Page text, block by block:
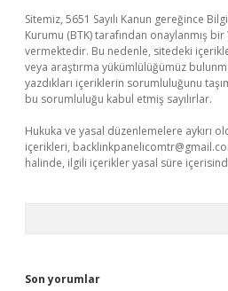
Sitemiz, 5651 Sayılı Kanun gereğince
Kurumu (BTK) tarafından onaylanmış bir
vermektedir. Bu nedenle, sitedeki
veya araştırma yükümlülüğümüz
yazdıkları içeriklerin sorumluluğunu
bu sorumluluğu kabul etmiş sayılırlar.
Hukuka ve yasal düzenlemelere aykırı
içerikleri,
halinde, ilgili içerikler yasal süre
Son yorumlar